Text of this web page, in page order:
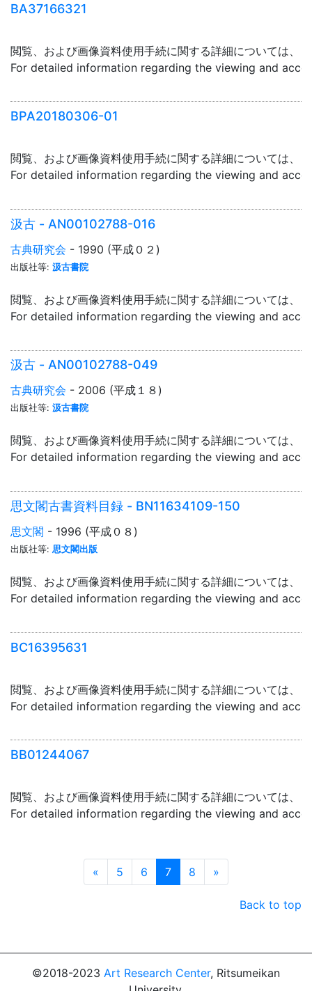
BA37166321
閲覧、および画像資料使用手続に関する詳細については、「
For detailed information regarding the viewing and
BPA20180306-01
閲覧、および画像資料使用手続に関する詳細については、「
For detailed information regarding the viewing and
汲古 - AN00102788-016
古典研究会 - 1990 (平成０２)
出版社等: 汲古書院
閲覧、および画像資料使用手続に関する詳細については、「
For detailed information regarding the viewing and
汲古 - AN00102788-049
古典研究会 - 2006 (平成１８)
出版社等: 汲古書院
閲覧、および画像資料使用手続に関する詳細については、「
For detailed information regarding the viewing and
思文閣古書資料目録 - BN11634109-150
思文閣 - 1996 (平成０８)
出版社等: 思文閣出版
閲覧、および画像資料使用手続に関する詳細については、「
For detailed information regarding the viewing and
BC16395631
閲覧、および画像資料使用手続に関する詳細については、「
For detailed information regarding the viewing and
BB01244067
閲覧、および画像資料使用手続に関する詳細については、「
For detailed information regarding the viewing and
« Prev
5 6 7 8 Next
»
Back to top
©2018-2023 Art Research Center, Ritsumeikan